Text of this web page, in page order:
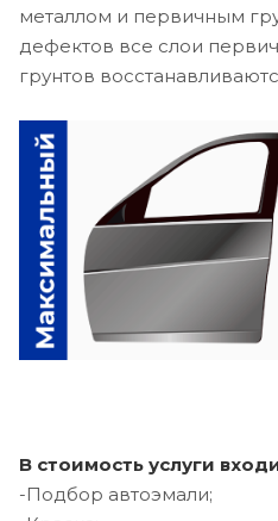
металлом и первичным
дефектов все слои
грунтов
В стоимость услуги
-Подбор автоэмали;